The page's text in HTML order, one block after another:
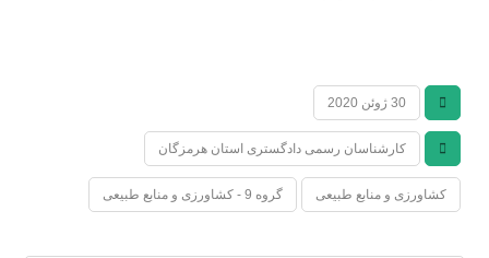
30 ژوئن 2020
کارشناسان رسمی دادگستری استان هرمزگان
کشاورزی و منابع طبیعی گروه 9 - کشاورزی و منابع طبیعی